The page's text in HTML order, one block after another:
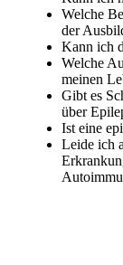
Welche
der
Kann ich
Welche
meinen
Gibt es
über
Ist eine
Leide ich